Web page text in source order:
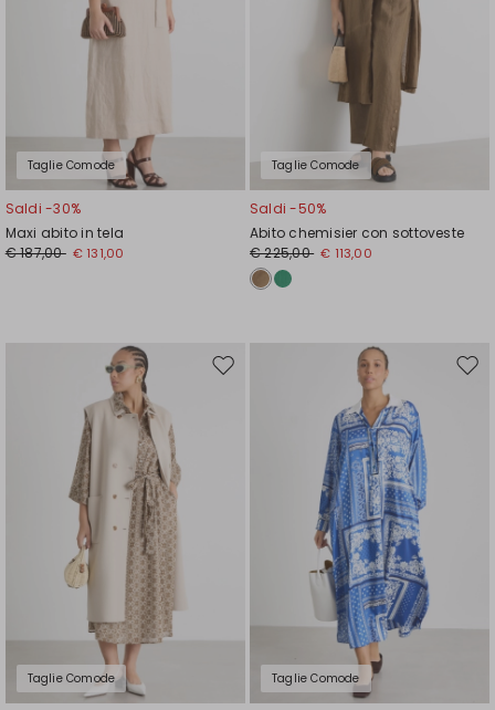
Taglie Comode
Saldi -30%
Maxi abito in tela
€ 187,00 € 131,00
Taglie Comode
Saldi -50%
Abito chemisier con sottoveste
€ 225,00 € 113,00
Taglie Comode
Sposta
Taglie Comode